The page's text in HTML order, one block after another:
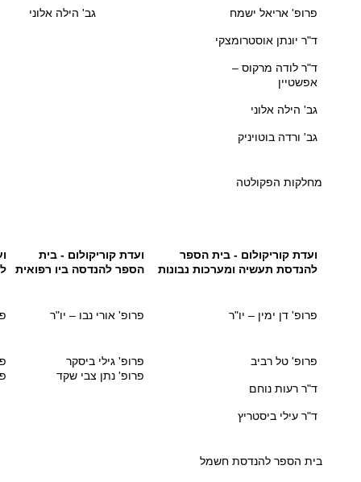
פרופ' אריאל ישמח
ד"ר יונתן אוסטרומצקי
ד"ר לודה מרקוס –
אפשטיין
גב' הילה אלוני
גב' ורדה בוטויניק
גב' הילה אלוני
מחלקות הפקולטה
ועדת קוריקולום - בית הספר
להנדסת תעשיה ומערכות נבונות
ועדת קוריקולום - בית
הספר להנדסה ביו רפואית
פרופ' דן ימין – יו"ר פרופ' אורי נבו – יו"ר
פרופ' טל רביב
ד"ר רעות נוחם
ד"ר עילי ביסטריץ
פרופ' גילי ביסקר
פרופ' נתן צבי שקד
בית הספר להנדסת חשמל